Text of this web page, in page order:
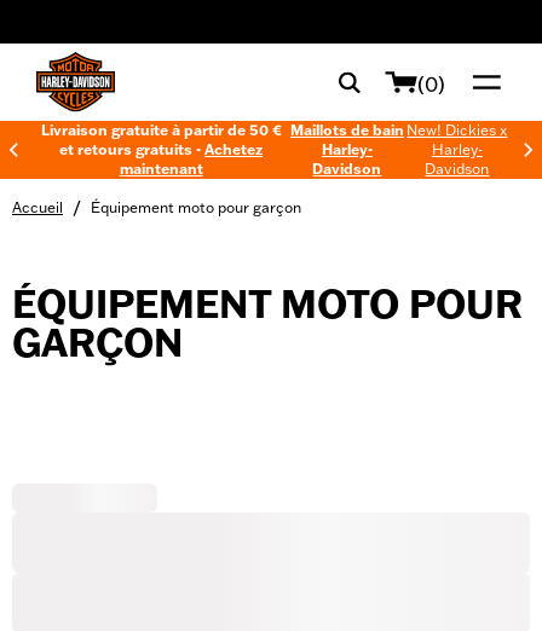
(0)
Livraison gratuite à partir de 50 €
et retours gratuits -Achetez
maintenant
Maillots de bain
Harley-
Davidson
New! Dickies x
Harley-
Davidson
Accueil / Équipement moto pour garçon
ÉQUIPEMENT MOTO POUR
GARÇON